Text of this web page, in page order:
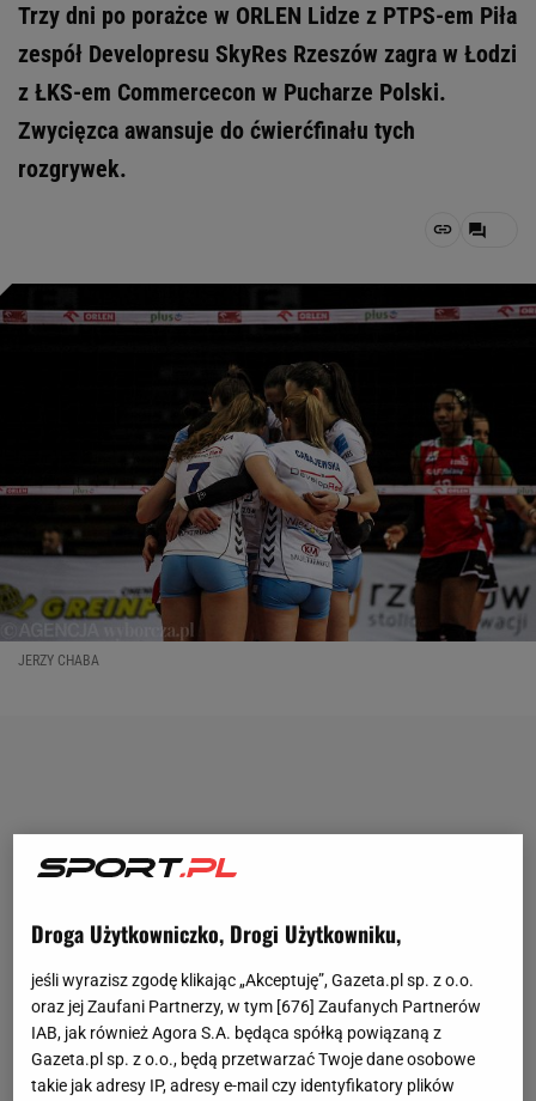
Trzy dni po porażce w ORLEN Lidze z PTPS-em Piła
zespół Developresu SkyRes Rzeszów zagra w Łodzi
z ŁKS-em Commercecon w Pucharze Polski.
Zwycięzca awansuje do ćwierćfinału tych
rozgrywek.
JERZY CHABA
Droga Użytkowniczko, Drogi Użytkowniku,
jeśli wyrazisz zgodę klikając „Akceptuję”, Gazeta.pl sp. z o.o.
oraz jej Zaufani Partnerzy, w tym [676] Zaufanych Partnerów
IAB, jak również Agora S.A. będąca spółką powiązaną z
Gazeta.pl sp. z o.o., będą przetwarzać Twoje dane osobowe
takie jak adresy IP, adresy e-mail czy identyfikatory plików